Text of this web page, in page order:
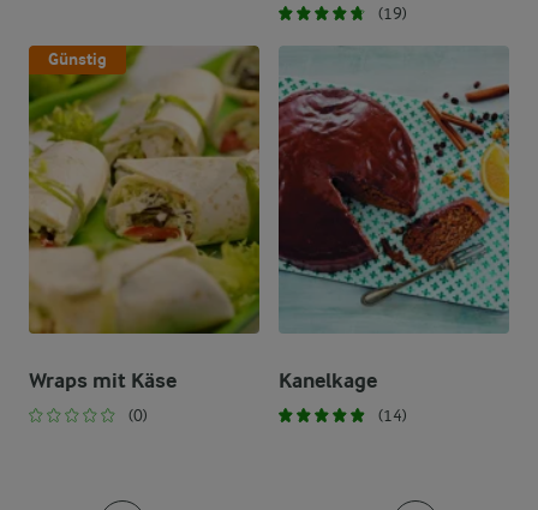
(19)
Günstig
Wraps mit Käse
(0)
Kanelkage
(14)